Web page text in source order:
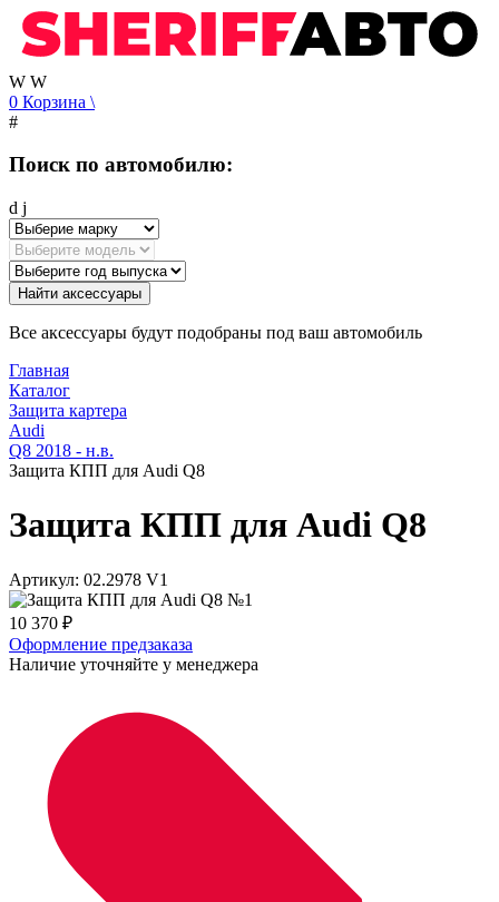
W W
0 Корзина \
#
Поиск по автомобилю:
d j
Найти аксессуары
Все аксессуары будут подобраны под ваш автомобиль
Главная
Каталог
Защита картера
Audi
Q8 2018 - н.в.
Защита КПП для Audi Q8
Защита КПП для Audi Q8
Артикул: 02.2978 V1
10 370 ₽
Оформление предзаказа
Наличие уточняйте у менеджера